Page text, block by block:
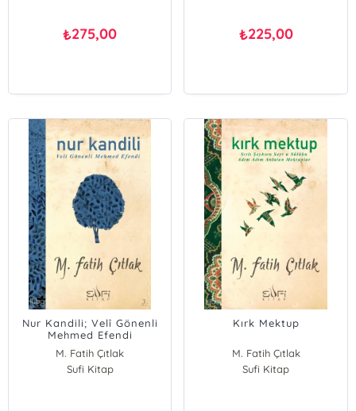
₺275,00 ₺225,00
Nur Kandili; Velî Gönenli
Mehmed Efendi
M. Fatih Çıtlak
Sufi Kitap
Kırk Mektup
M. Fatih Çıtlak
Sufi Kitap